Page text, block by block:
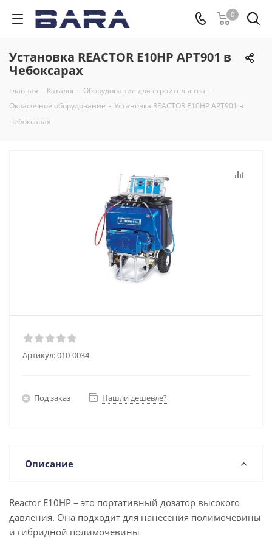
0
Установка REACTOR E10HP APT901 в
Чебоксарах
Главная - Каталог - Оборудование для строительства -
Окрасочное оборудование - Установка REACTOR E10HP APT901 в
Чебоксарах
Артикул:010-0034
Под заказ Нашли дешевле?
Описание
Reactor E10HP – это портативный дозатор высокого
давления. Она подходит для нанесения полимочевины
и гибридной полимочевины